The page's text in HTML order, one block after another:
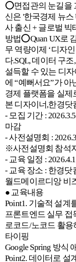
⭕면접관의 눈길을
신은 '한국경제 뉴
사 출신 + 글로벌 빅
방법⭕Quan UX로
무 역량이제 ‘디자
다.SQL, 데이터 구
설득할 수 있는 디
에 “예뻐서요”가 아
경제 플랫폼을 실제
본 디자이너,한경닷
- 모집 기간 :
마감
- 사전설명회 :
※사전설명회 참석
- 교육 일정 :
- 교육 장소 : 한경
월드메이르디앙 비
● 교육내용
Point1. 기술적 설계
프론트엔드 실무 접
로코드/노코드 활용
타이핑
Google Spring 방식
Point2. 데이터로 설